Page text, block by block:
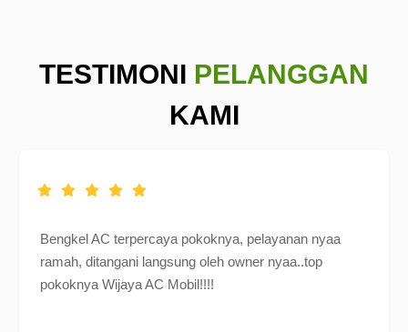
TESTIMONI PELANGGAN
KAMI
Bengkel AC terpercaya pokoknya, pelayanan nyaa
ramah, ditangani langsung oleh owner nyaa..top
pokoknya Wijaya AC Mobil!!!!